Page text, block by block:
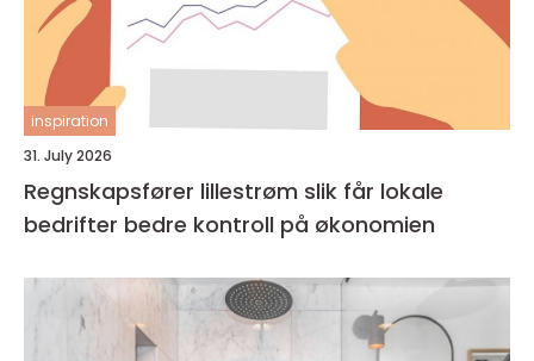
inspiration
31. July 2026
Regnskapsfører lillestrøm slik får lokale
bedrifter bedre kontroll på økonomien